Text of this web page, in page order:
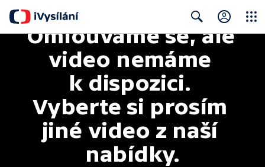
Search
Omlouváme se, ale
video nemáme
k dispozici.
Vyberte si prosím
jiné video z naší
nabídky.